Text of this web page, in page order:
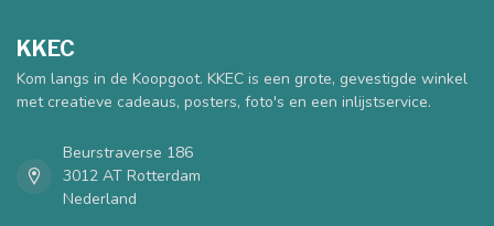
KKEC
Kom langs in de Koopgoot. KKEC is een grote, gevestigde winkel
met creatieve cadeaus, posters, foto's en een inlijstservice.
Beurstraverse 186
3012 AT Rotterdam
Nederland